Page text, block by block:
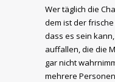
Wer täglich die
dem ist der
dass es sein
auffallen, die die
gar nicht
mehrere